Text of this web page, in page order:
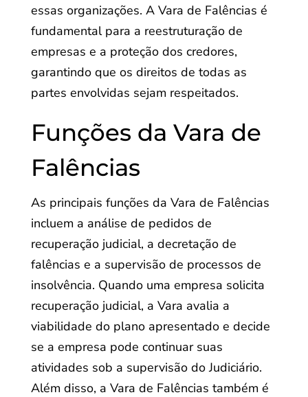
essas organizações. A Vara de Falências é
fundamental para a reestruturação de
empresas e a proteção dos credores,
garantindo que os direitos de todas as
partes envolvidas sejam respeitados.
Funções da Vara de
Falências
As principais funções da Vara de Falências
incluem a análise de pedidos de
recuperação judicial, a decretação de
falências e a supervisão de processos de
insolvência. Quando uma empresa solicita
recuperação judicial, a Vara avalia a
viabilidade do plano apresentado e decide
se a empresa pode continuar suas
atividades sob a supervisão do Judiciário.
Além disso, a Vara de Falências também é